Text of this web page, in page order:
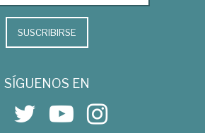
SUSCRIBIRSE
SÍGUENOS EN